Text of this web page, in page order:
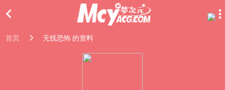

首页 无线恐怖 的资料